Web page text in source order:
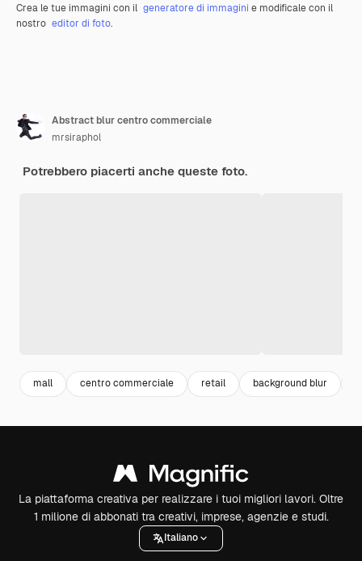
Crea le tue immagini con il generatore di immagini e modificale con il
nostro editor di foto.
Abstract blur centro commerciale
mrsiraphol
Potrebbero piacerti anche queste foto.
mall centro commerciale retail background blur
La piattaforma creativa per realizzare i tuoi migliori lavori. Oltre
1 milione di abbonati tra creativi, imprese, agenzie e studi.
Italiano